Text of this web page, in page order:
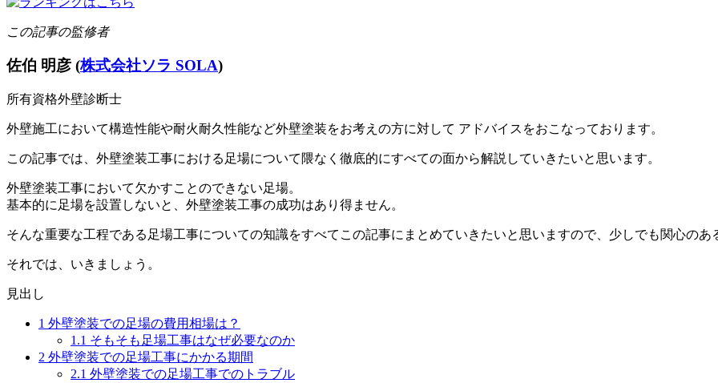
この記事の監修者
佐伯 明彦 (株式会社ソラ SOLA)
所有資格外壁診断士
外壁施工において構造性能や耐火耐久性能など外壁塗装をお考えの方に対して アドバイスをおこなっております。
この記事では、外壁塗装工事における足場について隈なく徹底的にすべての面から解説していきたいと思います。
外壁塗装工事において欠かすことのできない足場。
基本的に足場を設置しないと、外壁塗装工事の成功はあり得ません。
そんな重要な工程である足場工事についての知識をすべてこの記事にまとめていきたいと思いますので、少しでも関心のあ
それでは、いきましょう。
見出し
1 外壁塗装での足場の費用相場は？
1.1 そもそも足場工事はなぜ必要なのか
2 外壁塗装での足場工事にかかる期間
2.1 外壁塗装での足場工事でのトラブル